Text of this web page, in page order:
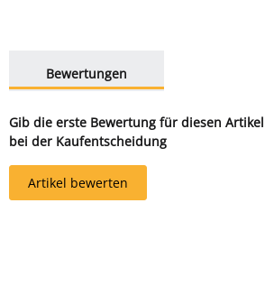
Bewertungen
Gib die erste Bewertung für diesen
bei der Kaufentscheidung
Artikel bewerten